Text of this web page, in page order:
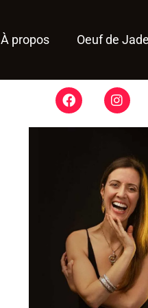
À propos Oeuf de Jade